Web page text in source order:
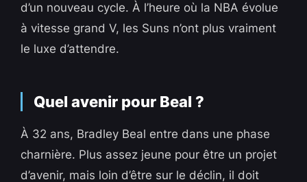
d’un nouveau cycle. À l’heure où la NBA évolue
à vitesse grand V, les Suns n’ont plus vraiment
le luxe d’attendre.
Quel avenir pour Beal ?
À 32 ans, Bradley Beal entre dans une phase
charnière. Plus assez jeune pour être un projet
d’avenir, mais loin d’être sur le déclin, il doit